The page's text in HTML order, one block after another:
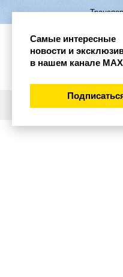
Самые интересные
новости и
в нашем канале МАХ